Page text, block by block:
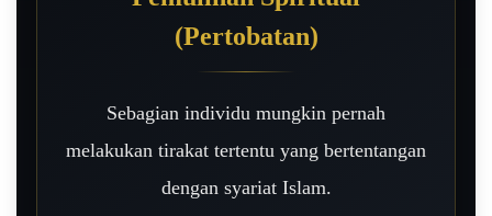
(Pertobatan)
Sebagian individu mungkin pernah
melakukan tirakat tertentu yang bertentangan
dengan syariat Islam.